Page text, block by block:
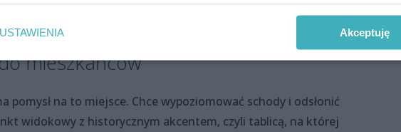
tego obiektu. Oznacza to został on rozebrany pomiędzy
Łuczak.
mieszkańców
na to miejsce. Chce wypoziomować schody i odsłonić
widokowy z historycznym akcentem, czyli tablicą, na której
USTAWIENIA Akceptuję